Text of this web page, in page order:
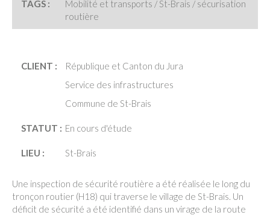
TAGS :
Mobilité et transports / St-Brais / sécurisation
routière
CLIENT :
République et Canton du Jura
Service des infrastructures
Commune de St-Brais
STATUT : En cours d'étude
LIEU : St-Brais
Une inspection de sécurité routière a été réalisée le long du
tronçon routier (H18) qui traverse le village de St-Brais. Un
déficit de sécurité a été identifié dans un virage de la route